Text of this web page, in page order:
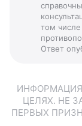
том
Ответ
ЦЕЛЯХ. НЕ
ПЕРВЫХ